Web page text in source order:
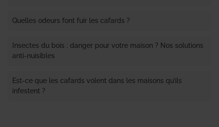
Quelles odeurs font fuir les cafards ?
Insectes du bois : danger pour votre maison ? Nos solutions
anti-nuisibles
Est-ce que les cafards volent dans les maisons qu’ils
infestent ?